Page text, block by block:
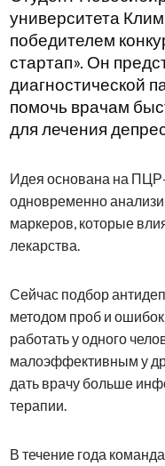
университета
победителем
стартап». Он
диагностической
помочь врачам
для лечения
Идея основана на
одновременно
маркеров, которые
лекарства.
Сейчас подбор
методом проб и
работать у одного
малоэффективным у
дать врачу больше
терапии.
В течение года